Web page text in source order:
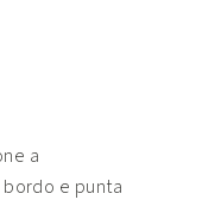
a
e punta